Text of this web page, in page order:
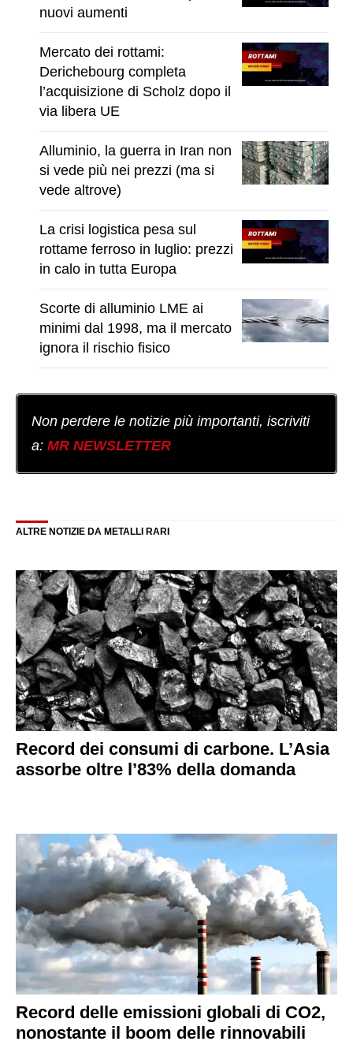
nuovi aumenti
Mercato dei rottami:
Derichebourg completa
l’acquisizione di Scholz dopo il
via libera UE
Alluminio, la guerra in Iran non
si vede più nei prezzi (ma si
vede altrove)
La crisi logistica pesa sul
rottame ferroso in luglio: prezzi
in calo in tutta Europa
Scorte di alluminio LME ai
minimi dal 1998, ma il mercato
ignora il rischio fisico
Non perdere le notizie più importanti, iscriviti
a: MR NEWSLETTER
ALTRE NOTIZIE DA METALLI RARI
Record dei consumi di carbone. L’Asia
assorbe oltre l’83% della domanda
Record delle emissioni globali di CO2,
nonostante il boom delle rinnovabili